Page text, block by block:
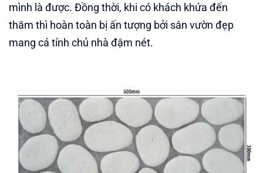
mình là được. Đồng thời, khi có khách khứa đến
thăm thì hoàn toàn bị ấn tượng bởi sân vườn đẹp
mang cá tính chủ nhà đậm nét.